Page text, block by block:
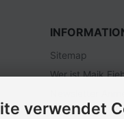
Sitemap
Wer ist Maik
verwendet